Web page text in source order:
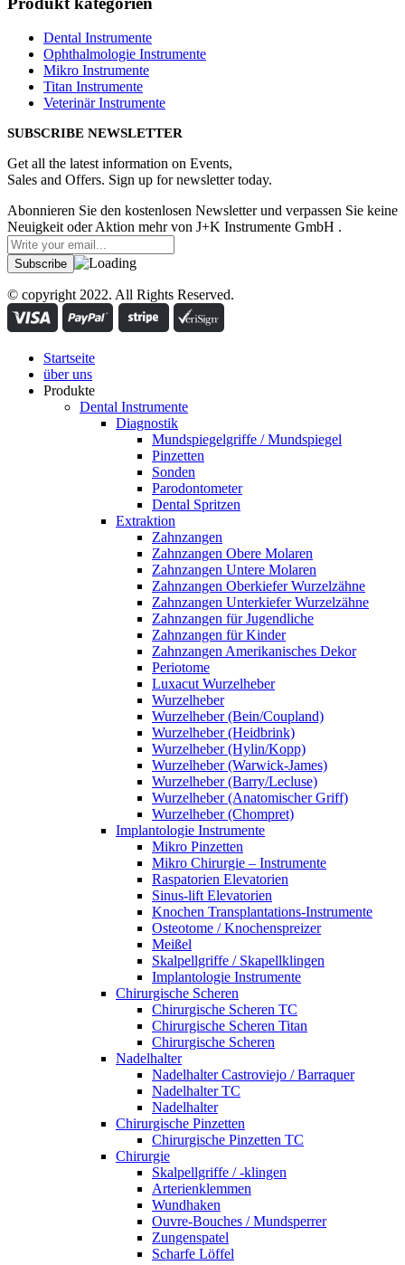
Dental Instrumente
Ophthalmologie Instrumente
Mikro Instrumente
Titan Instrumente
Veterinär Instrumente
SUBSCRIBE NEWSLETTER
Get all the latest information on Events,
Sales and Offers. Sign up for newsletter today.
Abonnieren Sie den kostenlosen Newsletter und verpassen Sie keine
Neuigkeit oder Aktion mehr von J+K Instrumente GmbH .
© copyright 2022. All Rights Reserved.
Startseite
über uns
Produkte
Dental Instrumente
Diagnostik
Mundspiegelgriffe / Mundspiegel
Pinzetten
Sonden
Parodontometer
Dental Spritzen
Extraktion
Zahnzangen
Zahnzangen Obere Molaren
Zahnzangen Untere Molaren
Zahnzangen Oberkiefer Wurzelzähne
Zahnzangen Unterkiefer Wurzelzähne
Zahnzangen für Jugendliche
Zahnzangen für Kinder
Zahnzangen Amerikanisches Dekor
Periotome
Luxacut Wurzelheber
Wurzelheber
Wurzelheber (Bein/Coupland)
Wurzelheber (Heidbrink)
Wurzelheber (Hylin/Kopp)
Wurzelheber (Warwick-James)
Wurzelheber (Barry/Lecluse)
Wurzelheber (Anatomischer Griff)
Wurzelheber (Chompret)
Implantologie Instrumente
Mikro Pinzetten
Mikro Chirurgie – Instrumente
Raspatorien Elevatorien
Sinus-lift Elevatorien
Knochen Transplantations-Instrumente
Osteotome / Knochenspreizer
Meißel
Skalpellgriffe / Skapellklingen
Implantologie Instrumente
Chirurgische Scheren
Chirurgische Scheren TC
Chirurgische Scheren Titan
Chirurgische Scheren
Nadelhalter
Nadelhalter Castroviejo / Barraquer
Nadelhalter TC
Nadelhalter
Chirurgische Pinzetten
Chirurgische Pinzetten TC
Chirurgie
Skalpellgriffe / -klingen
Arterienklemmen
Wundhaken
Ouvre-Bouches / Mundsperrer
Zungenspatel
Scharfe Löffel